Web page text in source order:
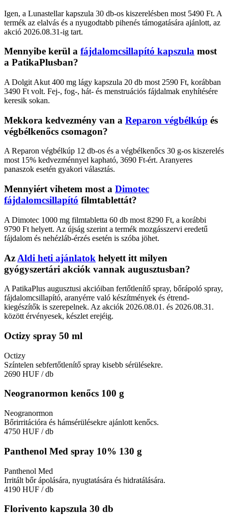
Igen, a Lunastellar kapszula 30 db-os kiszerelésben most 5490 Ft. A
termék az elalvás és a nyugodtabb pihenés támogatására ajánlott, az
akció 2026.08.31-ig tart.
Mennyibe kerül a fájdalomcsillapító kapszula most
a PatikaPlusban?
A Dolgit Akut 400 mg lágy kapszula 20 db most 2590 Ft, korábban
3490 Ft volt. Fej-, fog-, hát- és menstruációs fájdalmak enyhítésére
keresik sokan.
Mekkora kedvezmény van a Reparon végbélkúp és
végbélkenőcs csomagon?
A Reparon végbélkúp 12 db-os és a végbélkenőcs 30 g-os kiszerelés
most 15% kedvezménnyel kapható, 3690 Ft-ért. Aranyeres
panaszok esetén gyakori választás.
Mennyiért vihetem most a Dimotec
fájdalomcsillapító filmtablettát?
A Dimotec 1000 mg filmtabletta 60 db most 8290 Ft, a korábbi
9790 Ft helyett. Az újság szerint a termék mozgásszervi eredetű
fájdalom és nehézláb-érzés esetén is szóba jöhet.
Az Aldi heti ajánlatok helyett itt milyen
gyógyszertári akciók vannak augusztusban?
A PatikaPlus augusztusi akcióiban fertőtlenítő spray, bőrápoló spray,
fájdalomcsillapító, aranyérre való készítmények és étrend-
kiegészítők is szerepelnek. Az akciók 2026.08.01. és 2026.08.31.
között érvényesek, készlet erejéig.
Octizy spray 50 ml
Octizy
Színtelen sebfertőtlenítő spray kisebb sérülésekre.
2690 HUF / db
Neogranormon kenőcs 100 g
Neogranormon
Bőrirritációra és hámsérülésekre ajánlott kenőcs.
4750 HUF / db
Panthenol Med spray 10% 130 g
Panthenol Med
Irritált bőr ápolására, nyugtatására és hidratálására.
4190 HUF / db
Florivento kapszula 30 db